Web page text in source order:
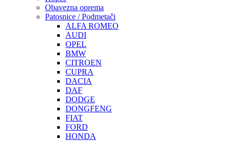
Obavezna oprema
Patosnice / Podmetači
ALFA ROMEO
AUDI
OPEL
BMW
CITROEN
CUPRA
DACIA
DAF
DODGE
DONGFENG
FIAT
FORD
HONDA